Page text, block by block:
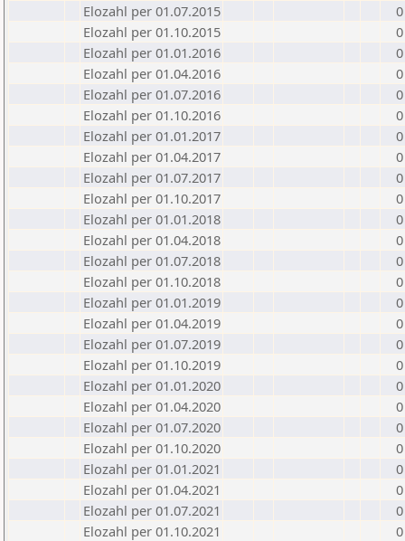
Elozahl per 01.07.2015
0
Elozahl per 01.10.2015
0
Elozahl per 01.01.2016
0
Elozahl per 01.04.2016
0
Elozahl per 01.07.2016
0
Elozahl per 01.10.2016
0
Elozahl per 01.01.2017
0
Elozahl per 01.04.2017
0
Elozahl per 01.07.2017
0
Elozahl per 01.10.2017
0
Elozahl per 01.01.2018
0
Elozahl per 01.04.2018
0
Elozahl per 01.07.2018
0
Elozahl per 01.10.2018
0
Elozahl per 01.01.2019
0
Elozahl per 01.04.2019
0
Elozahl per 01.07.2019
0
Elozahl per 01.10.2019
0
Elozahl per 01.01.2020
0
Elozahl per 01.04.2020
0
Elozahl per 01.07.2020
0
Elozahl per 01.10.2020
0
Elozahl per 01.01.2021
0
Elozahl per 01.04.2021
0
Elozahl per 01.07.2021
0
Elozahl per 01.10.2021
0